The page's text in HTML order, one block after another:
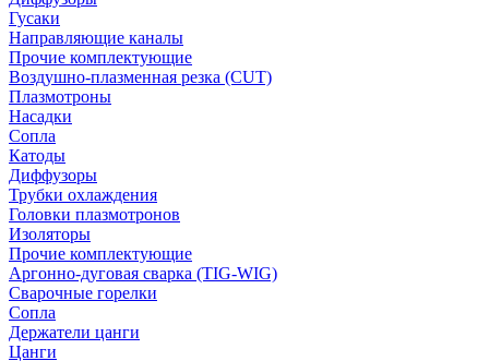
Гусаки
Направляющие каналы
Прочие комплектующие
Воздушно-плазменная резка (CUT)
Плазмотроны
Насадки
Сопла
Катоды
Диффузоры
Трубки охлаждения
Головки плазмотронов
Изоляторы
Прочие комплектующие
Аргонно-дуговая сварка (TIG-WIG)
Сварочные горелки
Сопла
Держатели цанги
Цанги